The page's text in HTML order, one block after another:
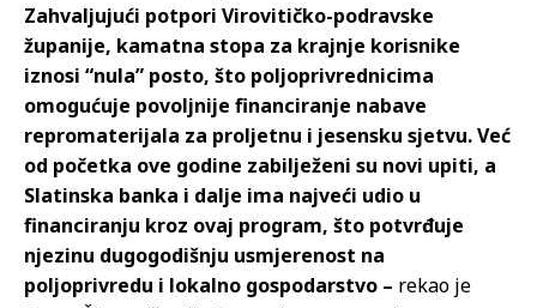
Zahvaljujući potpori Virovitičko-podravske
županije, kamatna stopa za krajnje korisnike
iznosi “nula” posto, što poljoprivrednicima
omogućuje povoljnije financiranje nabave
repromaterijala za proljetnu i jesensku sjetvu. Već
od početka ove godine zabilježeni su novi upiti, a
Slatinska banka i dalje ima najveći udio u
financiranju kroz ovaj program, što potvrđuje
njezinu dugogodišnju usmjerenost na
poljoprivredu i lokalno gospodarstvo – rekao je